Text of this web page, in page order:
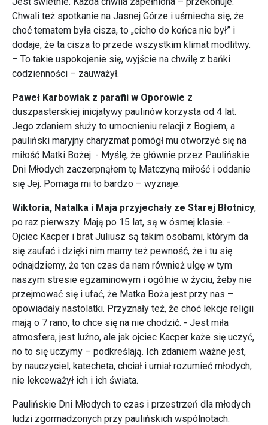
Chwali też spotkanie na Jasnej Górze i uśmiecha się, że
choć tematem była cisza, to „cicho do końca nie był” i
dodaje, że ta cisza to przede wszystkim klimat modlitwy.
– To takie uspokojenie się, wyjście na chwilę z bańki
codzienności – zauważył.
Paweł Karbowiak z parafii w Oporowie z
duszpasterskiej inicjatywy paulinów korzysta od 4 lat.
Jego zdaniem służy to umocnieniu relacji z Bogiem, a
pauliński maryjny charyzmat pomógł mu otworzyć się na
miłość Matki Bożej. - Myślę, że głównie przez Paulińskie
Dni Młodych zaczerpnąłem tę Matczyną miłość i oddanie
się Jej. Pomaga mi to bardzo – wyznaje.
Wiktoria, Natalka i Maja przyjechały ze Starej Błotnicy,
po raz pierwszy. Mają po 15 lat, są w ósmej klasie. -
Ojciec Kacper i brat Juliusz są takim osobami, którym da
się zaufać i dzięki nim mamy też pewność, że i tu się
odnajdziemy, że ten czas da nam również ulgę w tym
naszym stresie egzaminowym i ogólnie w życiu, żeby nie
przejmować się i ufać, że Matka Boża jest przy nas –
opowiadały nastolatki. Przyznały też, że choć lekcje religii
mają o 7 rano, to chce się na nie chodzić. - Jest miła
atmosfera, jest luźno, ale jak ojciec Kacper każe się uczyć,
no to się uczymy – podkreślają. Ich zdaniem ważne jest,
by nauczyciel, katecheta, chciał i umiał rozumieć młodych,
nie lekceważył ich i ich świata.
Paulińskie Dni Młodych to czas i przestrzeń dla młodych
ludzi zgormadzonych przy paulińskich wspólnotach.